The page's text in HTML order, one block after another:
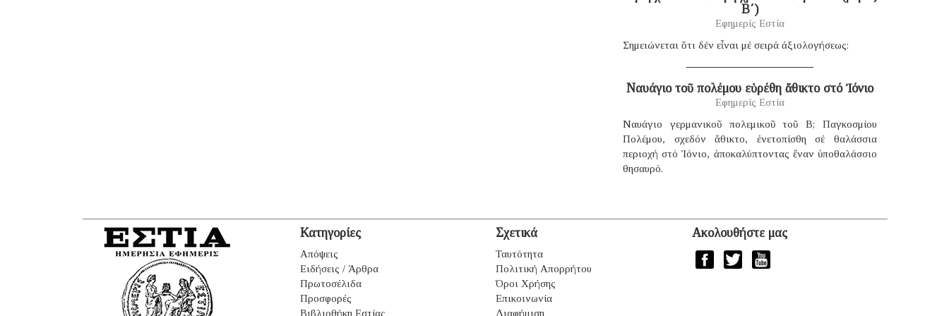
B΄)
Εφημερίς Εστία
Σημειώνεται ὅτι δέν εἶναι μέ σειρά ἀξιολογήσεως:
Ναυάγιο τοῦ πολέμου εὑρέθη ἄθικτο στό Ἰόνιο
Εφημερίς Εστία
Ναυάγιο γερμανικοῦ πολεμικοῦ τοῦ B; Παγκοσμίου
Πολέμου, σχεδόν ἄθικτο, ἐνετοπίσθη σέ θαλάσσια
περιοχή στό Ἰόνιο, ἀποκαλύπτοντας ἕναν ὑποθαλάσσιο
θησαυρό.
Κατηγορίες
Απόψεις
Ειδήσεις / Άρθρα
Πρωτοσέλιδα
Προσφορές
Βιβλιοθήκη Εστίας
Σχετικά
Ταυτότητα
Πολιτική Απορρήτου
Όροι Χρήσης
Επικοινωνία
Διαφήμιση
Ακολουθήστε μας